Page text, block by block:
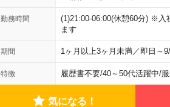
勤務時間
(1)21:00-06:00(休憩60分) ※入
ます
期間 1ヶ月以上3ヶ月未満／即日～
特徴 履歴書不要/40～50代活躍中/
気になる！